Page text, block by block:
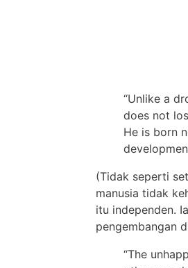
“Unlike a
does not
He is born
(Tidak seperti
manusia tidak
itu independen.
pengembangan
“The